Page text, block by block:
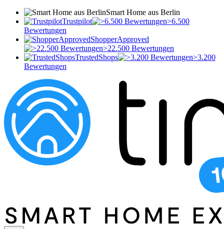
Smart Home aus Berlin
Trustpilot
>6.500
Bewertungen
ShopperApproved
>22.500 Bewertungen
TrustedShops
>3.200
Bewertungen